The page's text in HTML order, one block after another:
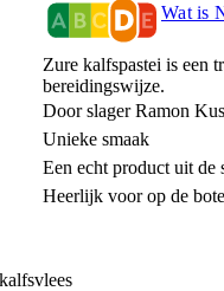
Wat is
Zure kalfspastei is een
bereidingswijze.
Door slager Ramon
Unieke smaak
Een echt product uit de
Heerlijk voor op de